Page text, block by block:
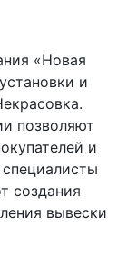
«Новая
и
позволяют
и
создания
вывески